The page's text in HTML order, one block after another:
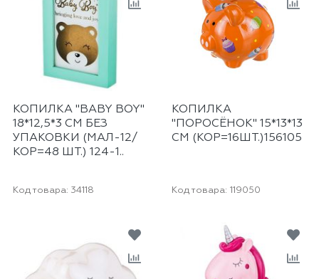
КОПИЛКА "BABY BOY"
18*12,5*3 СМ БЕЗ
УПАКОВКИ (МАЛ-12/
КОР=48 ШТ.) 124-1..
КОПИЛКА
"ПОРОСЁНОК" 15*13*13
СМ (КОР=16ШТ.)156105
Код товара: 34118 Код товара: 119050